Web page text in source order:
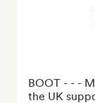
BOOT - - -
the UK